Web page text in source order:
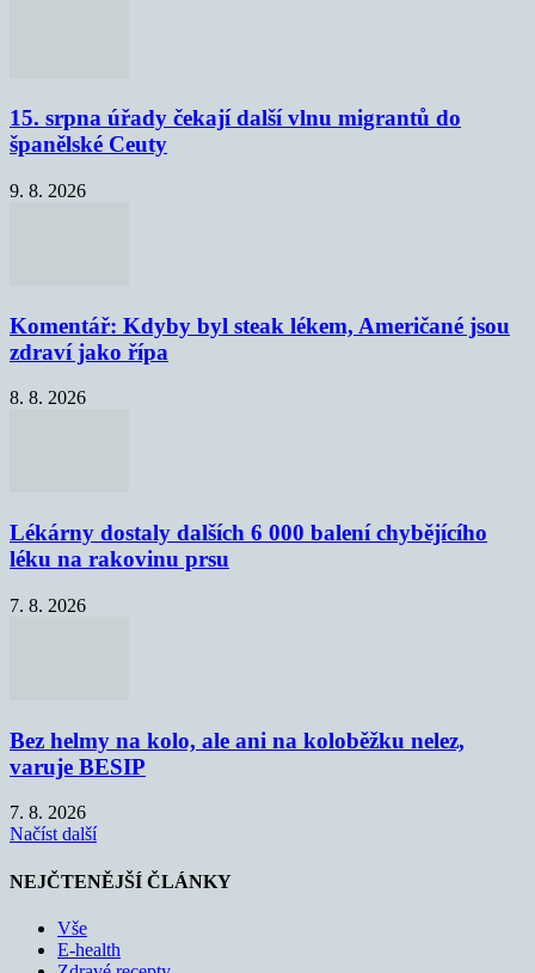
15. srpna úřady čekají další vlnu migrantů do
španělské Ceuty
9. 8. 2026
Komentář: Kdyby byl steak lékem, Američané jsou
zdraví jako řípa
8. 8. 2026
Lékárny dostaly dalších 6 000 balení chybějícího
léku na rakovinu prsu
7. 8. 2026
Bez helmy na kolo, ale ani na koloběžku nelez,
varuje BESIP
7. 8. 2026
Načíst další
NEJČTENĚJŠÍ ČLÁNKY
Vše
E-health